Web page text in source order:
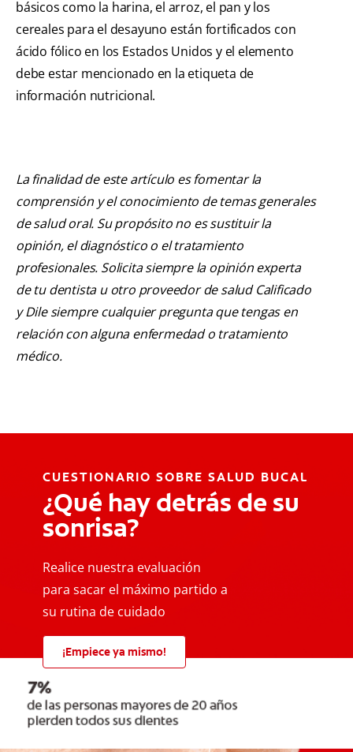
básicos como la harina, el arroz, el pan y los
cereales para el desayuno están fortificados con
ácido fólico en los Estados Unidos y el elemento
debe estar mencionado en la etiqueta de
información nutricional.
La finalidad de este artículo es fomentar la
comprensión y el conocimiento de temas generales
de salud oral. Su propósito no es sustituir la
opinión, el diagnóstico o el tratamiento
profesionales. Solicita siempre la opinión experta
de tu dentista u otro proveedor de salud Calificado
y Dile siempre cualquier pregunta que tengas en
relación con alguna enfermedad o tratamiento
médico.
CUESTIONARIO SOBRE SALUD BUCAL
¿Qué hay detrás de su
sonrisa?
Realice nuestra evaluación
para sacar el máximo partido a
su rutina de cuidado
¡Empiece ya mismo!